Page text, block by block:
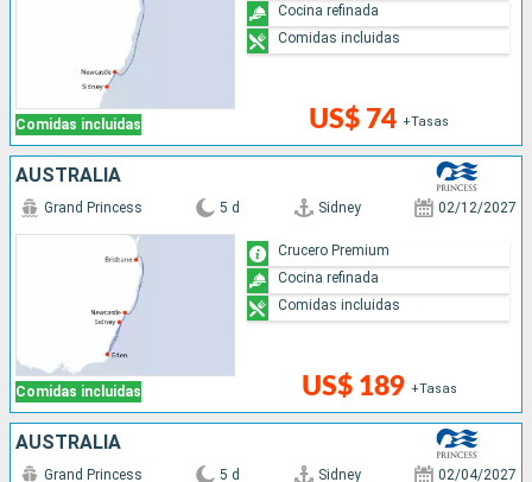
Comidas incluidas US$ 74 +Tasas
Cocina refinada
Comidas incluidas
AUSTRALIA
Comidas incluidas
Grand Princess 5 d Sidney 02/12/2027
US$ 189 +Tasas
Crucero Premium
Cocina refinada
Comidas incluidas
AUSTRALIA
Grand Princess 5 d Sidney 02/04/2027